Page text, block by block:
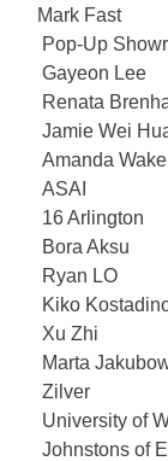
Mark Fast
Pop-Up
Gayeon Lee
Renata
Jamie Wei
Amanda
ASAI
16 Arlington
Bora Aksu
Ryan LO
Kiko
Xu Zhi
Marta
Zilver
University of
Johnstons of